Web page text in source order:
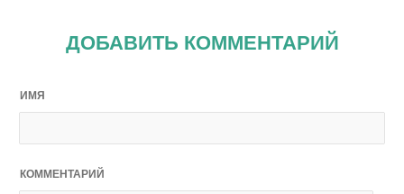
ДОБАВИТЬ КОММЕНТАРИЙ
ИМЯ
КОММЕНТАРИЙ